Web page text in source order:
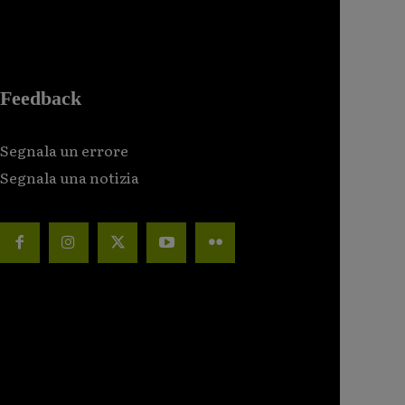
Feedback
Segnala un errore
Segnala una notizia